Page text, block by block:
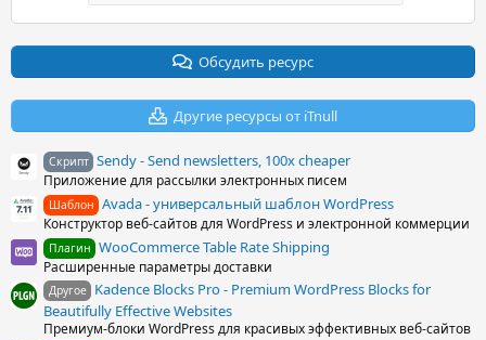
Обсудить ресурс
Другие ресурсы от iTnull
Скрипт Sendy - Send newsletters, 100x cheaper
Приложение для рассылки электронных писем
Шаблон Avada - универсальный шаблон WordPress
Конструктор веб-сайтов для WordPress и электронной коммерции
Плагин WooCommerce Table Rate Shipping
Расширенные параметры доставки
Другое Kadence Blocks Pro - Premium WordPress Blocks for
Beautifully Effective Websites
Премиум-блоки WordPress для красивых эффективных веб-сайтов